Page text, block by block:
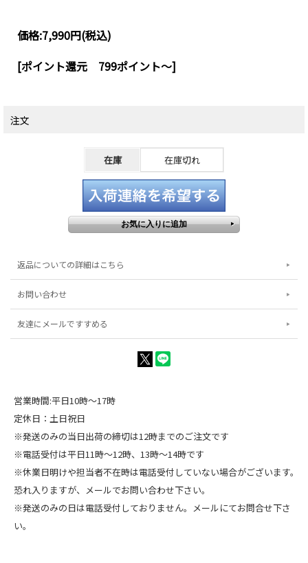
価格:7,990円(税込)
[ポイント還元 799ポイント～]
注文
在庫 在庫切れ
返品についての詳細はこちら
お問い合わせ
友達にメールですすめる
営業時間:平日10時～17時
定休日：土日祝日
※発送のみの当日出荷の締切は12時までのご注文です
※電話受付は平日11時～12時、13時～14時です
※休業日明けや担当者不在時は電話受付していない場合がございます。
恐れ入りますが、メールでお問い合わせ下さい。
※発送のみの日は電話受付しておりません。メールにてお問合せ下さ
い。